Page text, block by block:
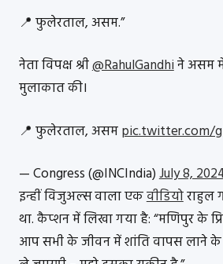
📍 फुलेरताल, असम.”
नेता विपक्ष श्री@RahulGandhiने असम में
मुलाकात की।
📍 फुलेरताल, असमpic.twitter.com/
— Congress (@INCIndia)July 8,
इन्हीं विजुअल्स वाला एकवीडियोराहुल
था. कैप्शन में लिखा गया है: “मणिपुर के
आप सभी के जीवन में शांति वापस लाने